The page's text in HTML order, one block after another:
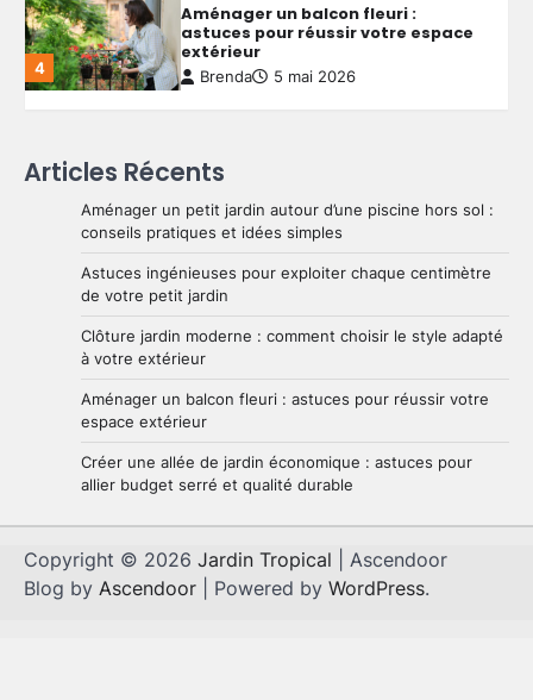
5
Créer une allée de jardin
économique : astuces pour allier
budget serré et qualité durable
Brenda 4 mai 2026
Aménager un petit jardin autour
d’une piscine hors sol : conseils
Brenda
Astuces ingénieuses pour exploiter
chaque centimètre de votre petit
jardin
Brenda
Clôture jardin moderne : comment
choisir le style adapté à votre
extérieur
Aménager un balcon fleuri :
Articles Récents
Aménager un petit jardin autour d’une piscine hors sol :
conseils pratiques et idées simples
Astuces ingénieuses pour exploiter chaque centimètre
de votre petit jardin
Clôture jardin moderne : comment choisir le style adapté
à votre extérieur
Aménager un balcon fleuri : astuces pour réussir votre
espace extérieur
Créer une allée de jardin économique : astuces pour
allier budget serré et qualité durable
Copyright © 2026 Jardin Tropical | Ascendoor
Blog by Ascendoor | Powered by WordPress.